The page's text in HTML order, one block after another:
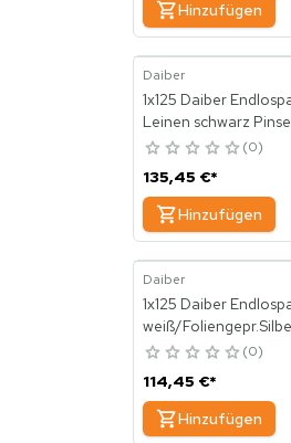
Hinzufügen
Daiber
1x125 Daiber
Leinen schwarz
0
135,45 €*
Hinzufügen
Daiber
1x125 Daiber
weiß/
0
114,45 €*
Hinzufügen